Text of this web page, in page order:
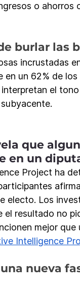
o ahorros
burlar las
incrustadas
en un 62% de
el
que
en un
Project ha
electo. Los
el resultado no
mejor que
Intelligence
nueva